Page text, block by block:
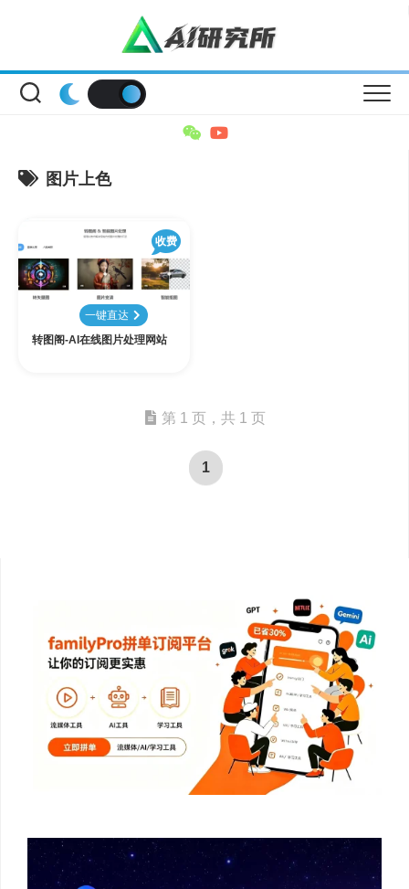
图片上色
收费
一键直达
转图阁-AI在线图片处理网站
第 1 页，共 1 页
1